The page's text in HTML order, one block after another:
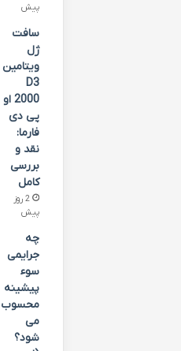
پیش
سافت
ژل
ویتامین
D3
2000 او
پی دی
فارما:
نقد و
بررسی
کامل
2 روز
پیش
چه
جرایمی
سوء
پیشینه
محسوب
می
شود؟